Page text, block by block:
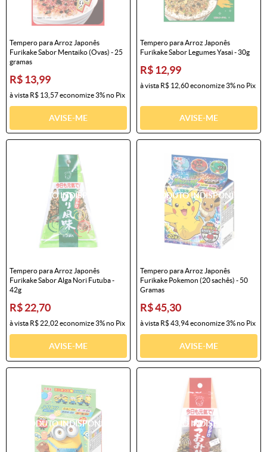
Tempero para Arroz Japonês
Furikake Sabor Mentaiko (Ovas) - 25
gramas
R$ 13,99
à vista R$ 13,57economize3%no Pix
AVISE-ME
Tempero para Arroz Japonês
Furikake Sabor Legumes Yasai - 30g
R$ 12,99
à vista R$ 12,60economize3%no Pix
AVISE-ME
Tempero para Arroz Japonês
Furikake Sabor Alga Nori Futuba -
42g
R$ 22,70
à vista R$ 22,02economize3%no Pix
AVISE-ME
Tempero para Arroz Japonês
Furikake Pokemon (20 sachês) - 50
Gramas
R$ 45,30
à vista R$ 43,94economize3%no Pix
AVISE-ME